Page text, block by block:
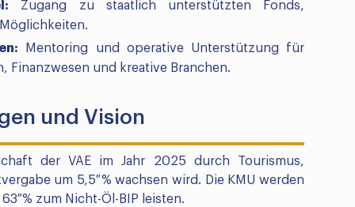
Zugang zu staatlich unterstützten Fonds,
Mentoring und operative Unterstützung für
Finanzwesen und kreative Branchen.
und Vision
der VAE im Jahr 2025 durch Tourismus,
um 5,5 % wachsen wird. Die KMU werden
% zum Nicht-Öl-BIP leisten.